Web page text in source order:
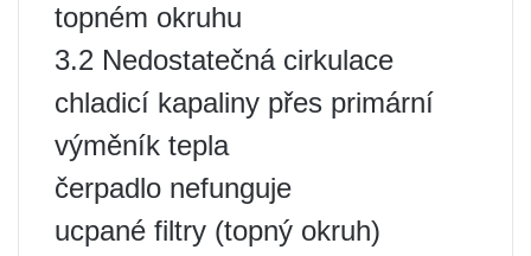
topném okruhu
3.2 Nedostatečná cirkulace
chladicí kapaliny přes primární
výměník tepla
čerpadlo nefunguje
ucpané filtry (topný okruh)